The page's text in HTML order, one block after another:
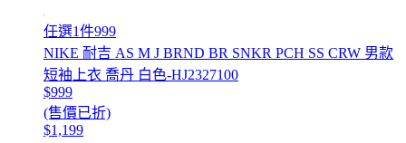
任選1件999
NIKE 耐吉 AS M J BRND BR SNKR PCH SS CRW 男款
短袖上衣 喬丹 白色-HJ2327100
$999
(售價已折)
$1,199